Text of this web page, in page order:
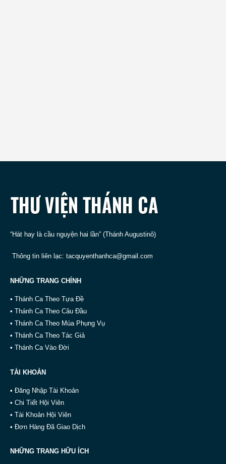
“Hát hay là cầu nguyện hai lần” (Thánh Augustinô)
Thông tin liên lạc: tacquyenthanhca@gmail.com
NHỮNG TRANG CHÍNH
• Thánh Ca Theo Tựa Đề
• Thánh Ca Theo Câu Đầu
• Thánh Ca Theo Mùa Phụng Vụ
• Thánh Ca Theo Tác Giả
• Thánh Ca Vào Đời
TÀI KHOẢN
• Đăng Nhập Tài Khoản
• Chi Tiết Hội Viên
• Tài Khoản Hội Viên
• Đơn Hàng Đã Giao Dịch
NHỮNG TRANG HỮU ÍCH